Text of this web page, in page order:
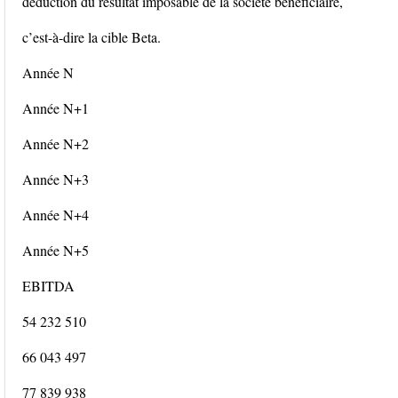
c’est-à-dire la cible Beta.
Année N
Année N+1
Année N+2
Année N+3
Année N+4
Année N+5
EBITDA
54 232 510
66 043 497
77 839 938